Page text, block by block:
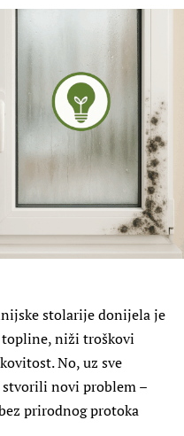
stolarije donijela je
niži troškovi
No, uz sve
novi problem –
prirodnog protoka